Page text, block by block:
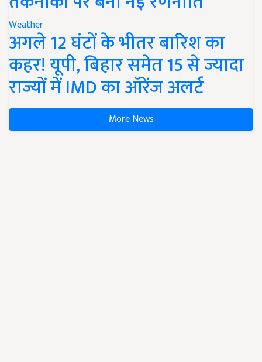
Weather
अगले 12 घंटों के भीतर बारिश का
कहर! यूपी, बिहार समेत 15 से ज्यादा
राज्यों में IMD का ऑरेंज अलर्ट
More News